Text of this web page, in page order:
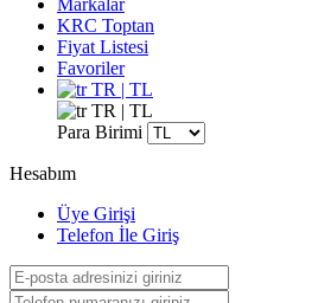
Markalar
KRC Toptan
Fiyat Listesi
Favoriler
TR | TL
TR | TL
Para Birimi
Hesabım
Üye Girişi
Telefon İle Giriş